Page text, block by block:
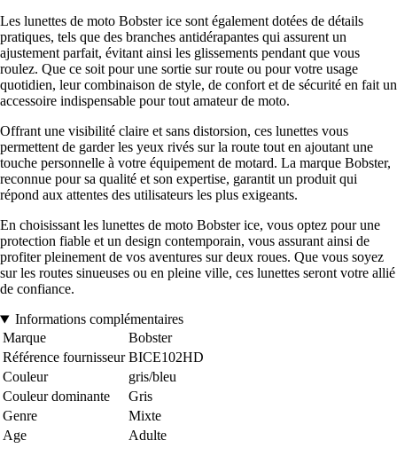
Les lunettes de moto Bobster ice sont également dotées de détails
pratiques, tels que des branches antidérapantes qui assurent un
ajustement parfait, évitant ainsi les glissements pendant que vous
roulez. Que ce soit pour une sortie sur route ou pour votre usage
quotidien, leur combinaison de style, de confort et de sécurité en fait un
accessoire indispensable pour tout amateur de moto.
Offrant une visibilité claire et sans distorsion, ces lunettes vous
permettent de garder les yeux rivés sur la route tout en ajoutant une
touche personnelle à votre équipement de motard. La marque Bobster,
reconnue pour sa qualité et son expertise, garantit un produit qui
répond aux attentes des utilisateurs les plus exigeants.
En choisissant les lunettes de moto Bobster ice, vous optez pour une
protection fiable et un design contemporain, vous assurant ainsi de
profiter pleinement de vos aventures sur deux roues. Que vous soyez
sur les routes sinueuses ou en pleine ville, ces lunettes seront votre allié
de confiance.
Informations complémentaires
Marque
Bobster
Référence fournisseur BICE102HD
Couleur
gris/bleu
Couleur dominante
Gris
Genre
Mixte
Age
Adulte